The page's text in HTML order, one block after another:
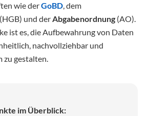
wie derGoBD, dem
und derAbgabenordnung (AO).
ist es, die Aufbewahrung von Daten
nachvollziehbar und
zu gestalten.
im Überblick: